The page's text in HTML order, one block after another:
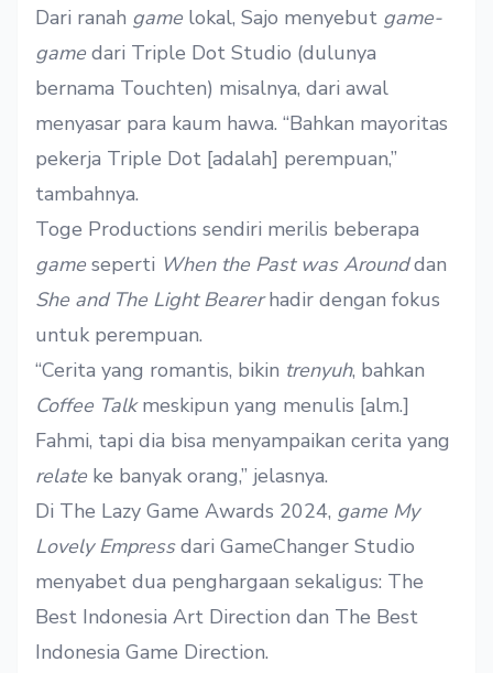
Dari ranah game lokal, Sajo menyebut game-
game dari Triple Dot Studio (dulunya
bernama Touchten) misalnya, dari awal
menyasar para kaum hawa. “Bahkan mayoritas
pekerja Triple Dot [adalah] perempuan,”
tambahnya.
Toge Productions sendiri merilis beberapa
game seperti When the Past was Arounddan
She and The Light Bearerhadir dengan fokus
untuk perempuan.
“Cerita yang romantis, bikin trenyuh, bahkan
Coffee Talkmeskipun yang menulis [alm.]
Fahmi, tapi dia bisa menyampaikan cerita yang
relate ke banyak orang,” jelasnya.
Di The Lazy Game Awards 2024, game My
Lovely Empressdari GameChanger Studio
menyabet dua penghargaan sekaligus: The
Best Indonesia Art Direction dan The Best
Indonesia Game Direction.